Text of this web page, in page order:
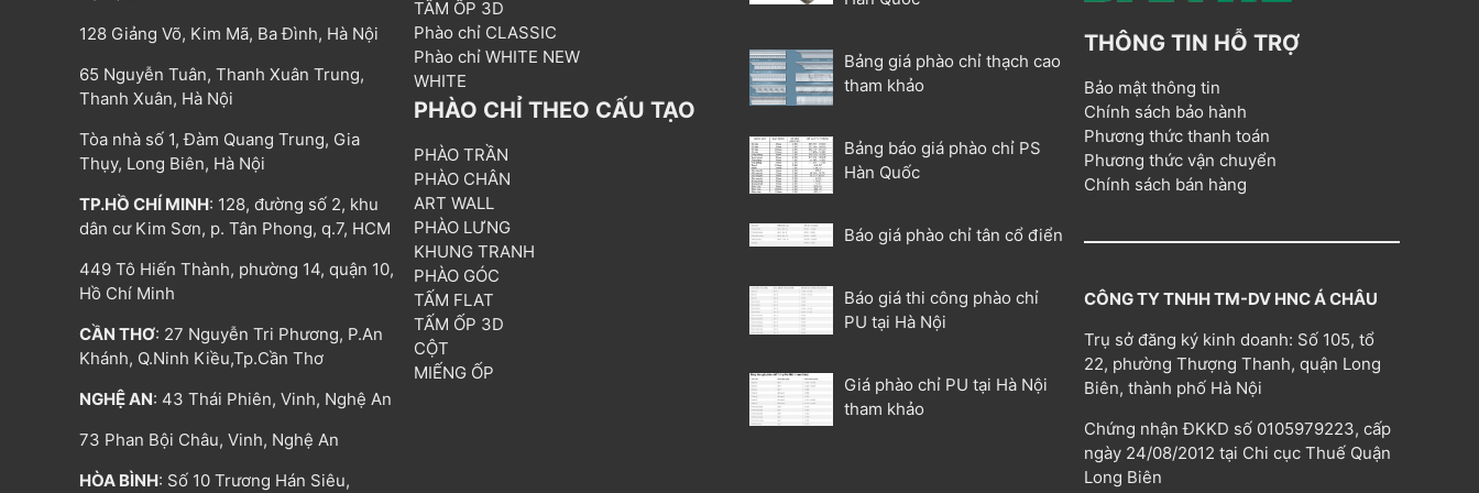
128 Giảng Võ, Kim Mã, Ba Đình, Hà Nội
65 Nguyễn Tuân, Thanh Xuân Trung,
Thanh Xuân, Hà Nội
Tòa nhà số 1, Đàm Quang Trung, Gia
Thụy, Long Biên, Hà Nội
TP.HỒ CHÍ MINH: 128, đường số 2, khu
dân cư Kim Sơn, p. Tân Phong, q.7, HCM
449 Tô Hiến Thành, phường 14, quận 10,
Hồ Chí Minh
CẦN THƠ: 27 Nguyễn Tri Phương, P.An
Khánh, Q.Ninh Kiều,Tp.Cần Thơ
NGHỆ AN: 43 Thái Phiên, Vinh, Nghệ An
73 Phan Bội Châu, Vinh, Nghệ An
HÒA BÌNH: Số 10 Trương Hán Siêu,
TẤM ỐP 3D
Phào chỉ CLASSIC
Phào chỉ WHITE NEW
WHITE
PHÀO CHỈ THEO CẤU TẠO
PHÀO TRẦN
PHÀO CHÂN
ART WALL
PHÀO LƯNG
KHUNG TRANH
PHÀO GÓC
TẤM FLAT
TẤM ỐP 3D
CỘT
MIẾNG ỐP
Bảng giá phào chỉ thạch cao
tham khảo
Bảng báo giá phào chỉ PS
Hàn Quốc
Báo giá phào chỉ tân cổ điển
Báo giá thi công phào chỉ
PU tại Hà Nội
Giá phào chỉ PU tại Hà Nội
tham khảo
THÔNG TIN HỖ TRỢ
Bảo mật thông tin
Chính sách bảo hành
Phương thức thanh toán
Phương thức vận chuyển
Chính sách bán hàng
CÔNG TY TNHH TM-DV HNC Á CHÂU
Trụ sở đăng ký kinh doanh: Số 105, tổ
22, phường Thượng Thanh, quận Long
Biên, thành phố Hà Nội
Chứng nhận ĐKKD số 0105979223, cấp
ngày 24/08/2012 tại Chi cục Thuế Quận
Long Biên